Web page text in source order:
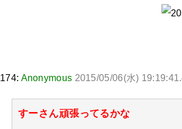
174: Anonymous 2015/05/06(水)
すーさん頑張ってるかな